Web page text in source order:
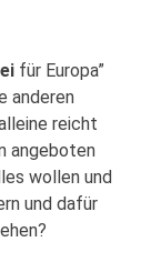
für Europa”
anderen
reicht
angeboten
wollen und
und dafür